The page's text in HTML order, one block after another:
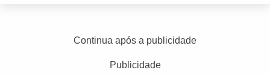
Continua após a publicidade
Publicidade